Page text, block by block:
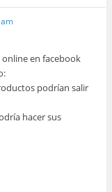
en facebook
podrían salir
hacer sus